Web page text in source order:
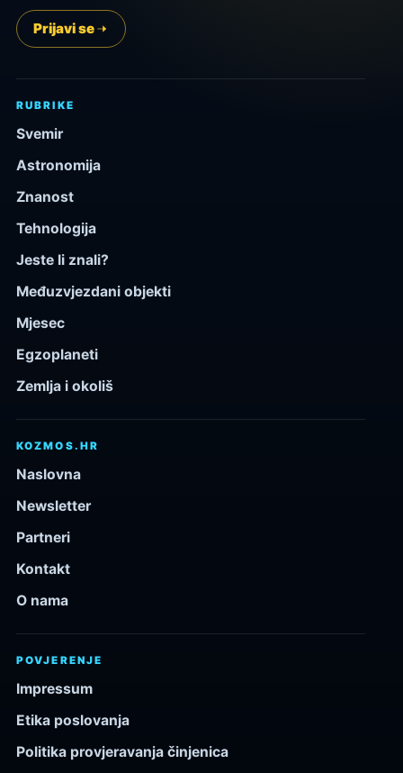
Prijavi se
RUBRIKE
Svemir
Astronomija
Znanost
Tehnologija
Jeste li znali?
Međuzvjezdani objekti
Mjesec
Egzoplaneti
Zemlja i okoliš
KOZMOS.HR
Naslovna
Newsletter
Partneri
Kontakt
O nama
POVJERENJE
Impressum
Etika poslovanja
Politika provjeravanja činjenica